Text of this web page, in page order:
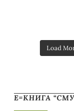
Load
Е=КНИГА